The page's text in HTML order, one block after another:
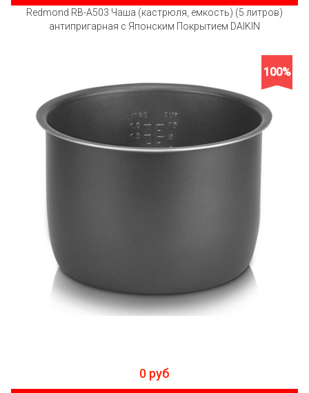
Redmond RB-A503 Чаша (кастрюля, емкость) (5 литров)
антипригарная с Японским Покрытием DAIKIN
100%
0 руб